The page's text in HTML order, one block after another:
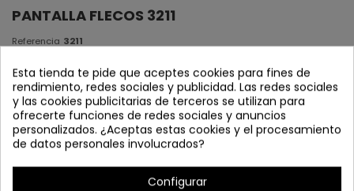
PANTALLA FLECOS 3211
Referencia 3211
PANTALLA PINZA E27
10 X 25 X 18
Detalles del producto
Esta tienda te pide que aceptes cookies para fines de
rendimiento, redes sociales y publicidad. Las redes sociales
y las cookies publicitarias de terceros se utilizan para
ofrecerte funciones de redes sociales y anuncios
personalizados. ¿Aceptas estas cookies y el procesamiento
de datos personales involucrados?
Configurar